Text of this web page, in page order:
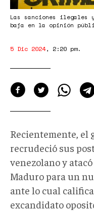
Las sanciones ilegales
baja en la opinión
5 Dic 2024, 2:20 pm.
Recientemente, el
recrudeció sus
venezolano y
Maduro para un
ante lo cual
excandidato